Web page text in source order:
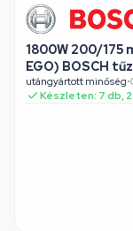
1800W 200/
EGO) BOSCH
utángyártott minőség•
Készleten: 7 db,